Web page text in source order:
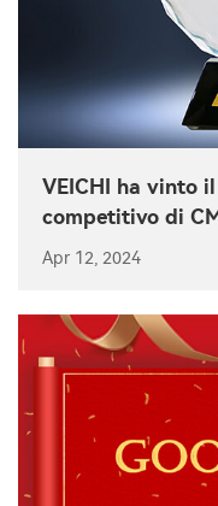
VEICHI ha vinto
competitivo di
Apr 12, 2024